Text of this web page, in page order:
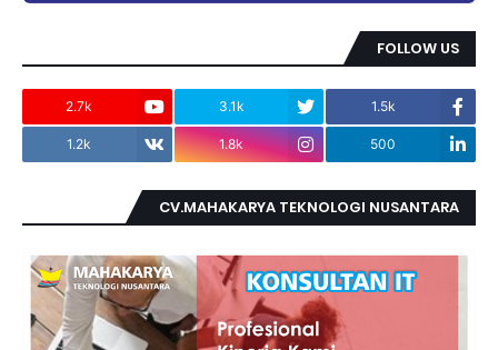
FOLLOW US
1.5k
3.1k
2.7k
500
1.8k
1.2k
CV.MAHAKARYA TEKNOLOGI NUSANTARA